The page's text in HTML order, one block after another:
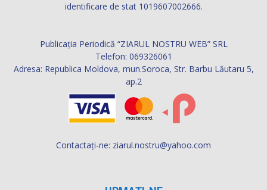
identificare de stat 1019607002666.
Publicația Periodică “ZIARUL NOSTRU WEB” SRL
Telefon: 069326061
Adresa: Republica Moldova, mun.Soroca, Str. Barbu Lăutaru 5,
ap.2
Contactați-ne: ziarul.nostru@yahoo.com